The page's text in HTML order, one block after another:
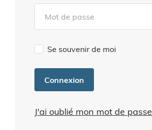
Se souvenir de moi
Connexion
J'ai oublié mon mot de passe